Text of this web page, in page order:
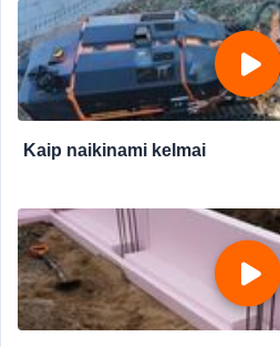
Kaip naikinami kelmai